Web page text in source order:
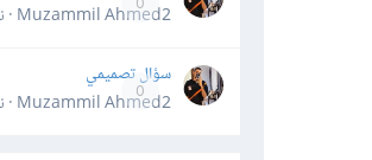
Muzammil Ahmed2 · نشر
0
سؤال تصميمي
Muzammil Ahmed2 · نشر